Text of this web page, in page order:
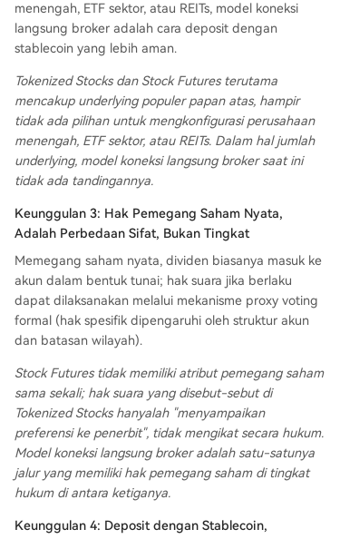
menengah, ETF sektor, atau REITs, model koneksi
langsung broker adalah cara deposit dengan
stablecoin yang lebih aman.
Tokenized Stocks dan Stock Futures terutama
mencakup underlying populer papan atas, hampir
tidak ada pilihan untuk mengkonfigurasi perusahaan
menengah, ETF sektor, atau REITs. Dalam hal jumlah
underlying, model koneksi langsung broker saat ini
tidak ada tandingannya.
Keunggulan 3: Hak Pemegang Saham Nyata,
Adalah Perbedaan Sifat, Bukan Tingkat
Memegang saham nyata, dividen biasanya masuk ke
akun dalam bentuk tunai; hak suara jika berlaku
dapat dilaksanakan melalui mekanisme proxy voting
formal (hak spesifik dipengaruhi oleh struktur akun
dan batasan wilayah).
Stock Futures tidak memiliki atribut pemegang saham
sama sekali; hak suara yang disebut-sebut di
Tokenized Stocks hanyalah "menyampaikan
preferensi ke penerbit", tidak mengikat secara hukum.
Model koneksi langsung broker adalah satu-satunya
jalur yang memiliki hak pemegang saham di tingkat
hukum di antara ketiganya.
Keunggulan 4: Deposit dengan Stablecoin,